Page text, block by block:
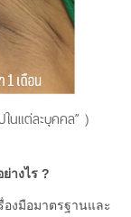
นแต่ละบุคคล” )
างไร ?
องมือมาตรฐานและ